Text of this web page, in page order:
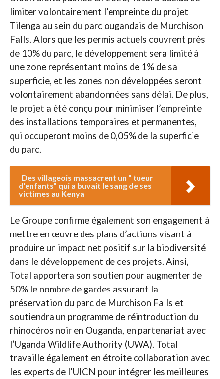
limiter volontairement l’empreinte du projet
Tilenga au sein du parc ougandais de Murchison
Falls. Alors que les permis actuels couvrent près
de 10% du parc, le développement sera limité à
une zone représentant moins de 1% de sa
superficie, et les zones non développées seront
volontairement abandonnées sans délai. De plus,
le projet a été conçu pour minimiser l’empreinte
des installations temporaires et permanentes,
qui occuperont moins de 0,05% de la superficie
du parc.
Des villageois massacrent un " tueur
d’enfants" qui a buvait le sang de ses
victimes au Kenya
Le Groupe confirme également son engagement à
mettre en œuvre des plans d’actions visant à
produire un impact net positif sur la biodiversité
dans le développement de ces projets. Ainsi,
Total apportera son soutien pour augmenter de
50% le nombre de gardes assurant la
préservation du parc de Murchison Falls et
soutiendra un programme de réintroduction du
rhinocéros noir en Ouganda, en partenariat avec
l’Uganda Wildlife Authority (UWA). Total
travaille également en étroite collaboration avec
les experts de l’UICN pour intégrer les meilleures